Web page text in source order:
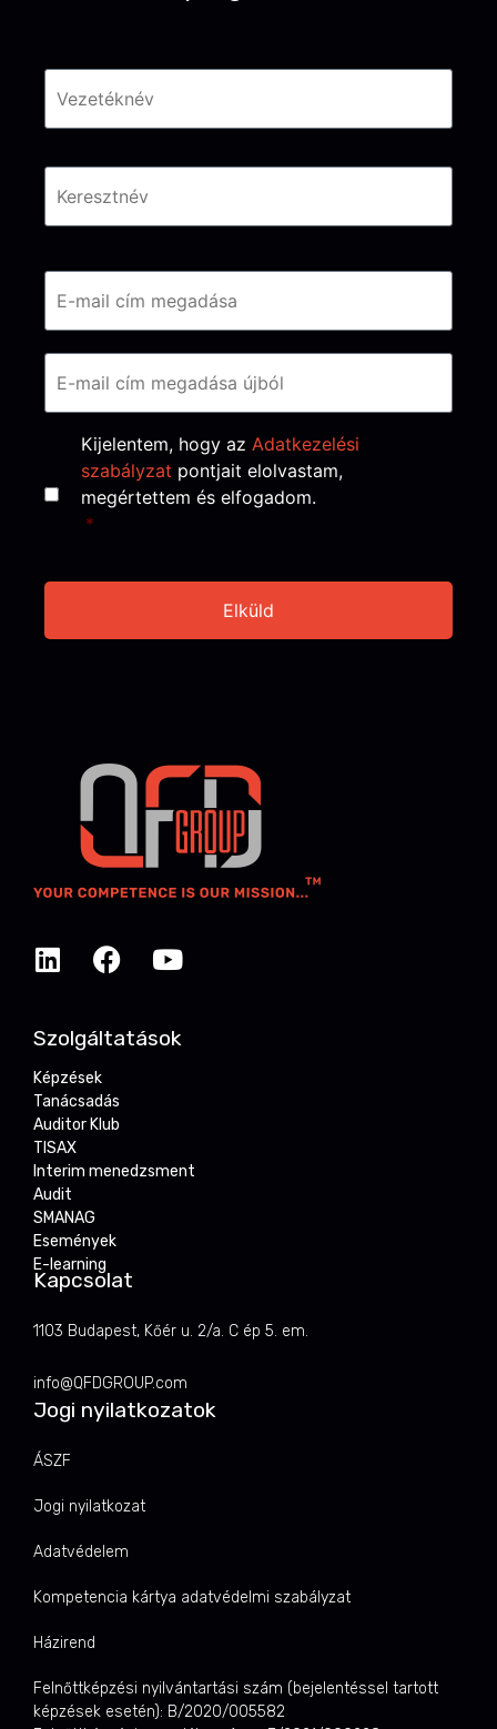
Név *
Email *
Consent *
Kijelentem, hogy az Adatkezelési
szabályzat pontjait elolvastam,
megértettem és elfogadom.
*
Szolgáltatások
Képzések
Tanácsadás
Auditor Klub
TISAX
Interim menedzsment
Audit
SMANAG
Események
E-learning
Kapcsolat
1103 Budapest, Kőér u. 2/a. C ép 5. em.
info@QFDGROUP.com
Jogi nyilatkozatok
ÁSZF
Jogi nyilatkozat
Adatvédelem
Kompetencia kártya adatvédelmi szabályzat
Házirend
Felnőttképzési nyilvántartási szám (bejelentéssel tartott
képzések esetén): B/2020/005582